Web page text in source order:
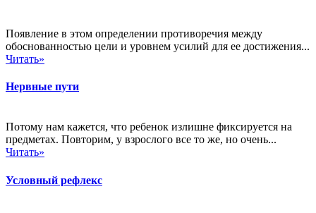
Появление в этом определении противоречия между
обоснованностью цели и уровнем усилий для ее достижения...
Читать»
Нервные пути
Потому нам кажется, что ребенок излишне фиксируется на
предметах. Повторим, у взрослого все то же, но очень...
Читать»
Условный рефлекс